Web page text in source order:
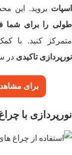
اسپات بروید. این
طولی را برای شما
متمرکز کنید. با
نورپردازی تاکیدی در
برای
نورپردازی با